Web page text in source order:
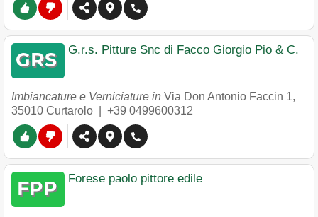
G.r.s. Pitture Snc di Facco Giorgio Pio & C.
Imbiancature e Verniciature in Via Don Antonio Faccin 1,
35010 Curtarolo +39 0499600312
Forese paolo pittore edile